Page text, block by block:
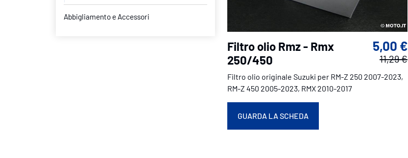
Abbigliamento e Accessori
Filtro olio Rmz - Rmx
250/450
5,00 €
11,29 €
Filtro olio originale Suzuki per RM-Z 250 2007-2023,
RM-Z 450 2005-2023, RMX 2010-2017
GUARDA LA SCHEDA